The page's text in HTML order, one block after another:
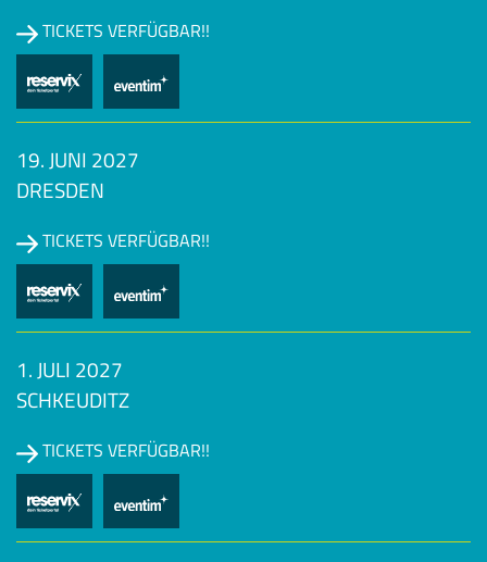
TICKETS VERFÜGBAR!!
19. JUNI 2027
DRESDEN
TICKETS VERFÜGBAR!!
1. JULI 2027
SCHKEUDITZ
TICKETS VERFÜGBAR!!